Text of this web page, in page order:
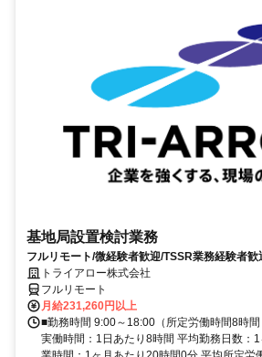
基地局設置検討業務
フルリモート/微経験者歓迎/TSSR業務経験者歓
トライアロー株式会社
フルリモート
月給231,260円以上
■勤務時間 9:00～18:00（所定労働時間8時
実働時間：1日あたり8時間 平均勤務日数：